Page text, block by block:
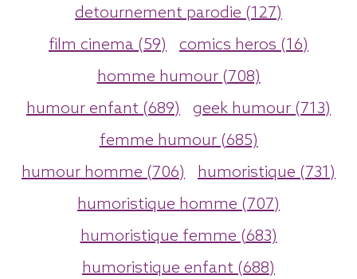
detournement parodie (127)
film cinema (59)
comics heros (16)
homme humour (708)
humour enfant (689)
geek humour (713)
femme humour (685)
humour homme (706)
humoristique (731)
humoristique homme (707)
humoristique femme (683)
humoristique enfant (688)